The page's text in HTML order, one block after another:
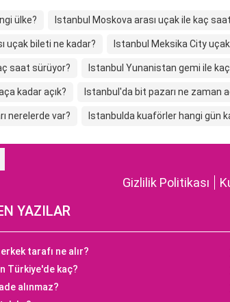
ülke? Istanbul Moskova arası uçak ile kaç
uçak bileti ne kadar? Istanbul Meksika City
saat sürüyor? Istanbul Yunanistan gemi ile
kadar açık? Istanbul'da bit pazarı ne zaman
nerelerde var? Istanbulda kuaförler hangi gün
Gizlilik Politikası
YAZILAR
tarafı ne alır?
Türkiye'de kaç?
alınmaz?